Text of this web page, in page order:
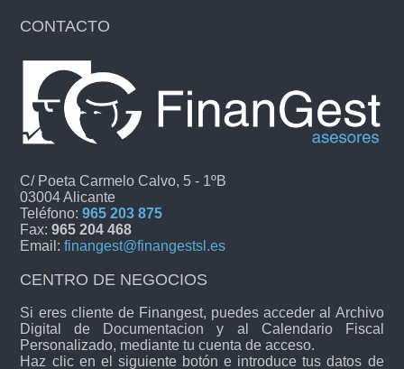
CONTACTO
C/ Poeta Carmelo Calvo, 5 - 1ºB
03004 Alicante
Teléfono:965 203 875
Fax:965 204 468
Email:finangest@finangestsl.es
CENTRO DE NEGOCIOS
Si eres cliente de Finangest, puedes acceder al Archivo
Digital de Documentacion y al Calendario Fiscal
Personalizado, mediante tu cuenta de acceso.
Haz clic en el siguiente botón e introduce tus datos de